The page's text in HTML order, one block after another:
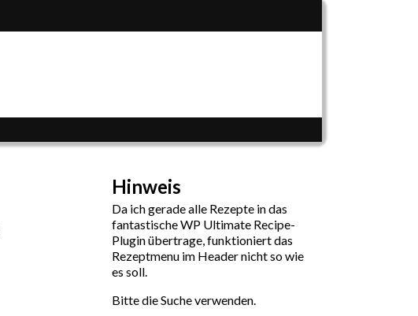
Hinweis
Da ich gerade alle Rezepte in das
fantastische WP Ultimate Recipe-
Plugin übertrage, funktioniert das
Rezeptmenu im Header nicht so wie
es soll.
Bitte die Suche verwenden.